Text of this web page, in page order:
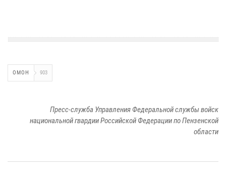
ОМОН 903
Пресс-служба Управления Федеральной службы войск
национальной гвардии Российской Федерации по Пензенской
области